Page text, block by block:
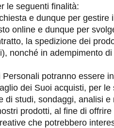
le seguenti finalità:
e dunque per gestire
e dunque per
la spedizione dei
nonché in adempimento
potranno essere
dei Suoi acquisti, per le
studi, sondaggi, analisi
prodotti, al fine di
che potrebbero